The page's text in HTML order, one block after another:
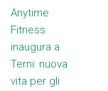
Anytime
Fitness
inaugura a
Terni: nuova
vita per gli